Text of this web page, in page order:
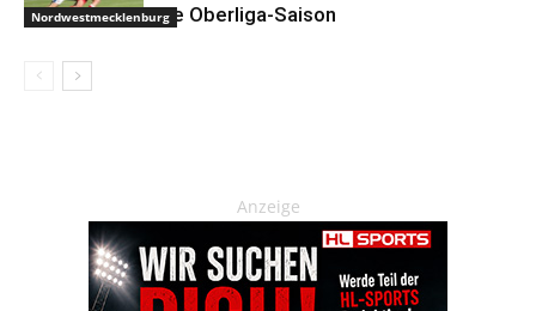
Nordwestmecklenburgdie Oberliga-Saison
Anzeige